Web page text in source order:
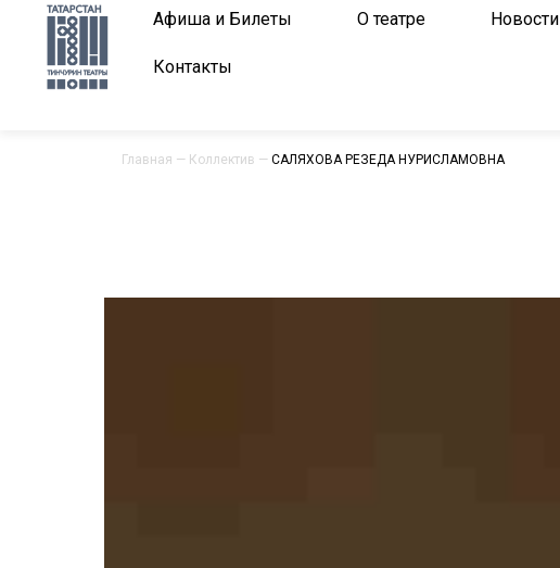
Афиша и Билеты О театре Новости
Контакты
Главная — Коллектив — САЛЯХОВА РЕЗЕДА НУРИСЛАМОВНА